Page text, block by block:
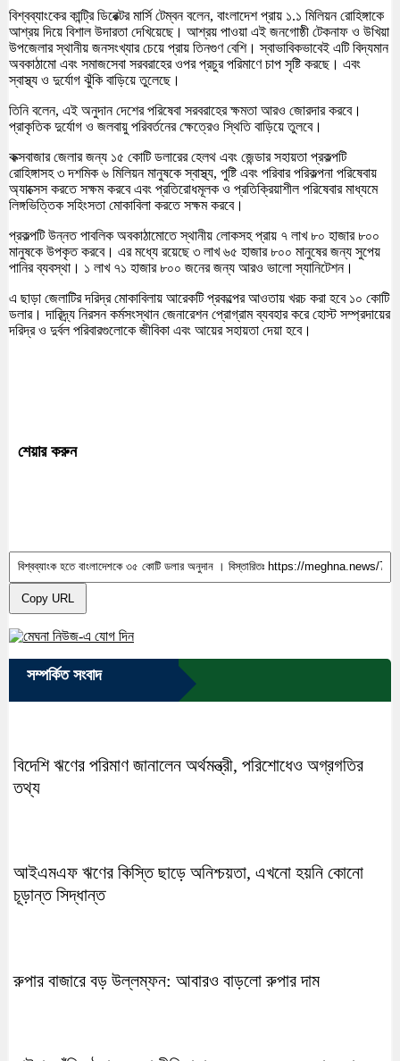
বিশ্বব্যাংকের কান্ট্রি ডিরেক্টর মার্সি টেম্বন বলেন, বাংলাদেশ প্রায় ১.১ মিলিয়ন রোহিঙ্গাকে
আশ্রয় দিয়ে বিশাল উদারতা দেখিয়েছে। আশ্রয় পাওয়া এই জনগোষ্ঠী টেকনাফ ও উখিয়া
উপজেলার স্থানীয় জনসংখ্যার চেয়ে প্রায় তিনগুণ বেশি। স্বাভাবিকভাবেই এটি বিদ্যমান
অবকাঠামো এবং সমাজসেবা সরবরাহের ওপর প্রচুর পরিমাণে চাপ সৃষ্টি করছে। এবং
স্বাস্থ্য ও দুর্যোগ ঝুঁকি বাড়িয়ে তুলেছে।
তিনি বলেন, এই অনুদান দেশের পরিষেবা সরবরাহের ক্ষমতা আরও জোরদার করবে।
প্রাকৃতিক দুর্যোগ ও জলবায়ু পরিবর্তনের ক্ষেত্রেও স্থিতি বাড়িয়ে তুলবে।
কক্সবাজার জেলার জন্য ১৫ কোটি ডলারের হেলথ এবং জেন্ডার সহায়তা প্রকল্পটি
রোহিঙ্গাসহ ৩ দশমিক ৬ মিলিয়ন মানুষকে স্বাস্থ্য, পুষ্টি এবং পরিবার পরিকল্পনা পরিষেবায়
অ্যাক্সেস করতে সক্ষম করবে এবং প্রতিরোধমূলক ও প্রতিক্রিয়াশীল পরিষেবার মাধ্যমে
লিঙ্গভিত্তিক সহিংসতা মোকাবিলা করতে সক্ষম করবে।
প্রকল্পটি উন্নত পাবলিক অবকাঠামোতে স্থানীয় লোকসহ প্রায় ৭ লাখ ৮০ হাজার ৮০০
মানুষকে উপকৃত করবে। এর মধ্যে রয়েছে ৩ লাখ ৬৫ হাজার ৮০০ মানুষের জন্য সুপেয়
পানির ব্যবস্থা। ১ লাখ ৭১ হাজার ৮০০ জনের জন্য আরও ভালো স্যানিটেশন।
এ ছাড়া জেলাটির দরিদ্র মোকাবিলায় আরেকটি প্রকল্পের আওতায় খরচ করা হবে ১০ কোটি
ডলার। দারিদ্র্য নিরসন কর্মসংস্থান জেনারেশন প্রোগ্রাম ব্যবহার করে হোস্ট সম্প্রদায়ের
দরিদ্র ও দুর্বল পরিবারগুলোকে জীবিকা এবং আয়ের সহায়তা দেয়া হবে।
শেয়ার করুন
Copy URL
সম্পর্কিত সংবাদ
বিদেশি ঋণের পরিমাণ জানালেন অর্থমন্ত্রী, পরিশোধেও অগ্রগতির
তথ্য
আইএমএফ ঋণের কিস্তি ছাড়ে অনিশ্চয়তা, এখনো হয়নি কোনো
চূড়ান্ত সিদ্ধান্ত
রুপার বাজারে বড় উল্লম্ফন: আবারও বাড়লো রুপার দাম